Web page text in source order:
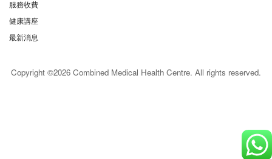
服務收費
健康講座
最新消息
Copyright ©2026 Combined Medical Health Centre. All rights reserved.